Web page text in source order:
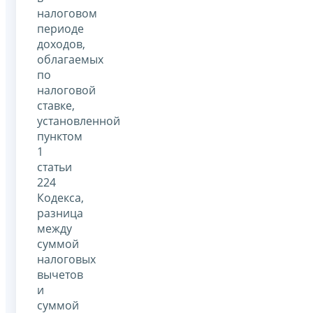
налоговом
периоде
доходов,
облагаемых
по
налоговой
ставке,
установленной
пунктом
1
статьи
224
Кодекса,
разница
между
суммой
налоговых
вычетов
и
суммой